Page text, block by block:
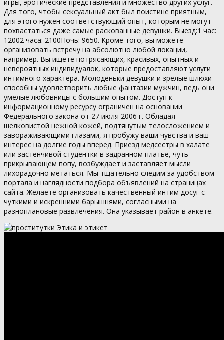
Для того, чтобы сексуальный акт был поистине приятным,
для этого нужен соответствующий опыт, которым не могут
похвастаться даже самые раскованные девушки. Выезд:1 час:
12002 часа: 2100Ночь: 9650. Кроме того, вы можете
организовать встречу на абсолютно любой локации,
например. Вы ищете потрясающих, красивых, опытных и
невероятных индивидуалок, которые предоставляют услуги
интимного характера. Молоденьки девушки и зрелые шлюхи
способны удовлетворить любые фантазии мужчин, ведь они
умелые любовницы с большим опытом. Доступ к
информационному ресурсу ограничен на основании
Федерального закона от 27 июля 2006 г. Обладая
шелковистой нежной кожей, подтянутым телосложением и
завораживающими глазами, я пробужу ваши чувства и ваш
интерес на долгие годы вперед. Приезд медсестры в халате
или застенчивой студентки в задранном платье, чуть
прикрывающем попу, возбуждает и заставляет мысли
лихорадочно метаться. Мы тщательно следим за удобством
портала и наглядности подбора объявлений на страницах
сайта. Желаете организовать качественный интим досуг с
чуткими и искренними барышнями, согласными на
разноплановые развлечения. Она указывает район в анкете.